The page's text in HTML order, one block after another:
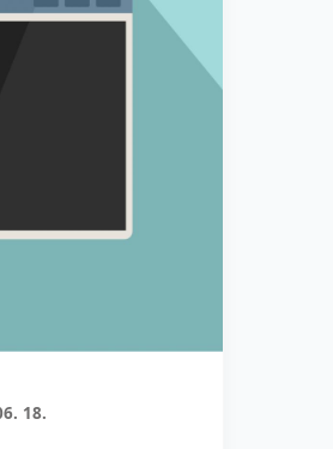
18.